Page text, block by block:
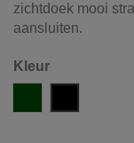
zichtdoek mooi
aansluiten.
Kleur